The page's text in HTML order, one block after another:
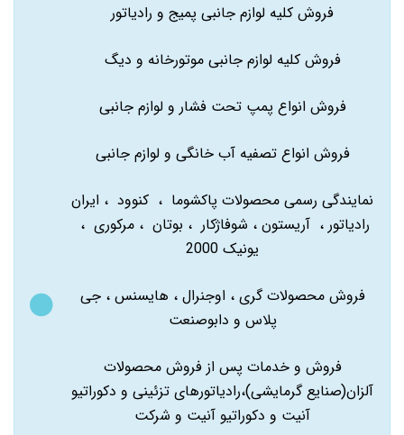
فروش کلیه لوازم جانبی پمیج و رادیاتور
فروش کلیه لوازم جانبی موتورخانه و دیگ
فروش انواع پمپ تحت فشار و لوازم جانبی
فروش انواع تصفیه آب خانگی و لوازم جانبی
نمایندگی رسمی محصولات پاکشوما ، کنوود ، ایران
رادیاتور ، آریستون ، شوفاژکار ، بوتان ، مرکوری ،
یونیک 2000
فروش محصولات گری ، اوجنرال ، هایسنس ، جی
پلاس و دابوصنعت
فروش و خدمات پس از فروش محصولات
آلزان(صنایع گرمایشی)،رادیاتورهای تزئینی و دکوراتیو
آنیت و دکوراتیو آنیت و شرکت